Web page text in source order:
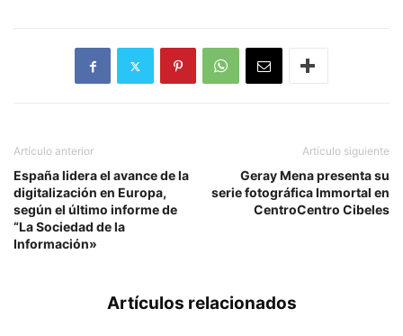
Artículo anterior
España lidera el avance de la
digitalización en Europa,
según el último informe de
“La Sociedad de la
Información»
Artículo siguiente
Geray Mena presenta su
serie fotográfica Immortal en
CentroCentro Cibeles
Artículos relacionados